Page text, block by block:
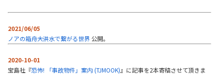
2021/06/05
ノアの箱舟――大洪水で繋がる世界公開。
2020-10-01
宝島社『恐怖! 「事故物件」案内 (TJMOOK)』に記事を2本寄稿させて頂きま